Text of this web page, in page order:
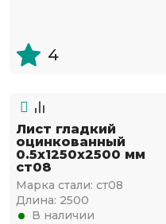
4
Лист гладкий
оцинкованный
0.5х1250х2500 мм
ст08
Марка стали: ст08
Длина: 2500
В наличии